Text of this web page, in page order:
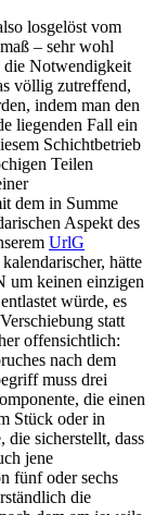
losgelöst vom
– sehr wohl
die Notwendigkeit
völlig zutreffend,
indem man den
liegenden Fall ein
Schichtbetrieb
Teilen
dem in Summe
Aspekt des
UrlG
hätte
um keinen einzigen
würde, es
statt
offensichtlich:
nach dem
muss drei
, die einen
Stück oder in
, die sicherstellt, dass
jene
fünf oder sechs
die